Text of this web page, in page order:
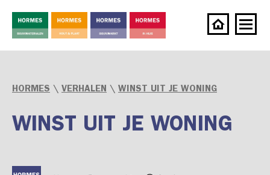
HORMES \ VERHALEN \ WINST UIT JE WONING
WINST UIT JE WONING